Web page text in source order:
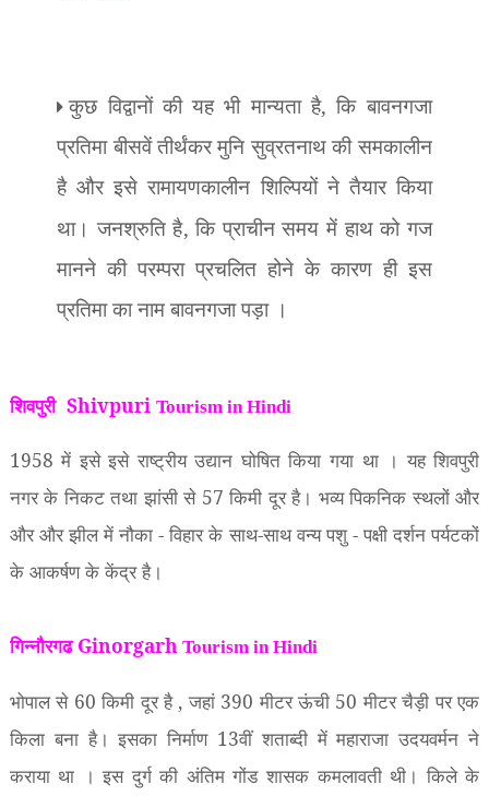
कुछ विद्वानों की यह भी मान्यता है,कि बावनगजा
प्रतिमा बीसवें तीर्थंकर मुनि सुव्रतनाथ की समकालीन
है और इसे रामायणकालीन शिल्पियों ने तैयार किया
था। जनश्रुति है,कि प्राचीन समय में हाथ को गज
मानने की परम्परा प्रचलित होने के कारण ही इस
प्रतिमा का नाम बावनगजा पड़ा ।
शिवपुरी Shivpuri Tourism in Hindi
1958 में इसे इसे राष्ट्रीय उद्यान घोषित किया गया था । यह शिवपुरी
नगर के निकट तथा झांसी से 57 किमी दूर है। भव्य पिकनिक स्थलों और
और और झील में नौका - विहार के साथ-साथ वन्य पशु - पक्षी दर्शन पर्यटकों
के आकर्षण के केंद्र है।
गिन्नौरगढ Ginorgarh Tourism in Hindi
भोपाल से 60 किमी दूर है , जहां 390 मीटर ऊंची 50 मीटर चैड़ी पर एक
किला बना है। इसका निर्माण 13वीं शताब्दी में महाराजा उदयवर्मन ने
कराया था । इस दुर्ग की अंतिम गोंड शासक कमलावती थी। किले के